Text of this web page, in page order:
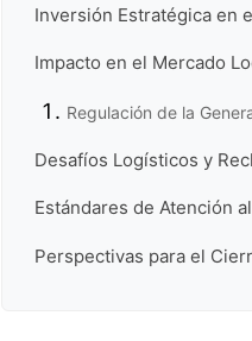
Inversión Estratégica en
Impacto en el Mercado
Regulación de la
Desafíos Logísticos y
Estándares de Atención
Perspectivas para el